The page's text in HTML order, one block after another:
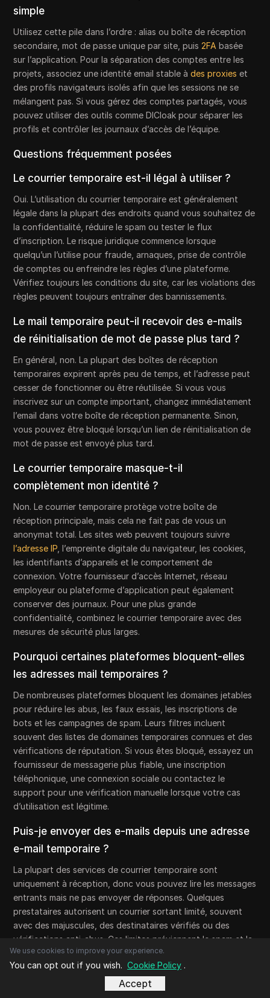
simple
Utilisez cette pile dans l’ordre : alias ou boîte de réception
secondaire, mot de passe unique par site, puis2FA basée
sur l’application. Pour la séparation des comptes entre les
projets, associez une identité email stable àdes proxies et
des profils navigateurs isolés afin que les sessions ne se
mélangent pas. Si vous gérez des comptes partagés, vous
pouvez utiliser des outils comme DICloak pour séparer les
profils et contrôler les journaux d’accès de l’équipe.
Questions fréquemment posées
Le courrier temporaire est-il légal à utiliser ?
Oui. L’utilisation du courrier temporaire est généralement
légale dans la plupart des endroits quand vous souhaitez de
la confidentialité, réduire le spam ou tester le flux
d’inscription. Le risque juridique commence lorsque
quelqu’un l’utilise pour fraude, arnaques, prise de contrôle
de comptes ou enfreindre les règles d’une plateforme.
Vérifiez toujours les conditions du site, car les violations des
règles peuvent toujours entraîner des bannissements.
Le mail temporaire peut-il recevoir des e-mails
de réinitialisation de mot de passe plus tard ?
En général, non. La plupart des boîtes de réception
temporaires expirent après peu de temps, et l’adresse peut
cesser de fonctionner ou être réutilisée. Si vous vous
inscrivez sur un compte important, changez immédiatement
l’email dans votre boîte de réception permanente. Sinon,
vous pouvez être bloqué lorsqu’un lien de réinitialisation de
mot de passe est envoyé plus tard.
Le courrier temporaire masque-t-il
complètement mon identité ?
Non. Le courrier temporaire protège votre boîte de
réception principale, mais cela ne fait pas de vous un
anonymat total. Les sites web peuvent toujours suivre
l’adresse IP , l’empreinte digitale du navigateur, les cookies,
les identifiants d’appareils et le comportement de
connexion. Votre fournisseur d’accès Internet, réseau
employeur ou plateforme d’application peut également
conserver des journaux. Pour une plus grande
confidentialité, combinez le courrier temporaire avec des
mesures de sécurité plus larges.
Pourquoi certaines plateformes bloquent-elles
les adresses mail temporaires ?
De nombreuses plateformes bloquent les domaines jetables
pour réduire les abus, les faux essais, les inscriptions de
bots et les campagnes de spam. Leurs filtres incluent
souvent des listes de domaines temporaires connues et des
vérifications de réputation. Si vous êtes bloqué, essayez un
fournisseur de messagerie plus fiable, une inscription
téléphonique, une connexion sociale ou contactez le
support pour une vérification manuelle lorsque votre cas
d’utilisation est légitime.
Puis-je envoyer des e-mails depuis une adresse
e-mail temporaire ?
La plupart des services de courrier temporaire sont
uniquement à réception, donc vous pouvez lire les messages
entrants mais ne pas envoyer de réponses. Quelques
prestataires autorisent un courrier sortant limité, souvent
avec des majuscules, des destinataires vérifiés ou des
vérifications anti-abus. Ces limites préviennent le spam et la
fraude. Si vous avez besoin d’envoyer régulièrement, utilisez
une boîte aux lettres standard avec des options
d’authentification et de récupération appropriées.
We use cookies to improve your experience.
You can opt out if you wish. Cookie Policy .
Accept